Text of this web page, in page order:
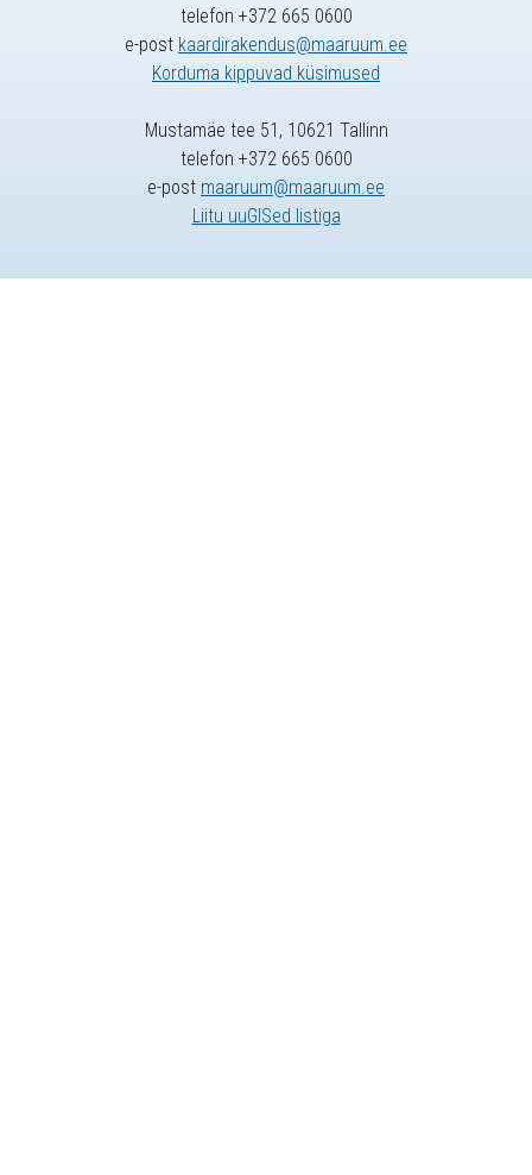
telefon +372 665 0600
e-post kaardirakendus@maaruum.ee
Korduma kippuvad küsimused
Mustamäe tee 51, 10621 Tallinn
telefon +372 665 0600
e-post maaruum@maaruum.ee
Liitu uuGISed listiga